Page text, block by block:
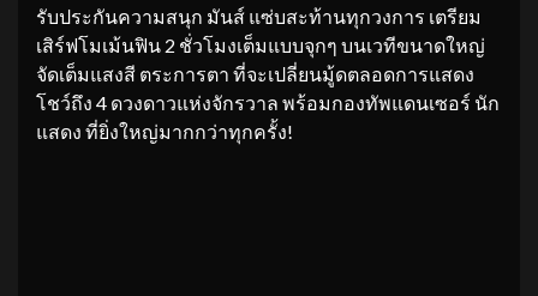
รับประกันความสนุก มันส์ แซ่บสะท้านทุกวงการ เตรียม
เสิร์ฟโมเม้นฟิน 2 ชั่วโมงเต็มแบบจุกๆ บนเวทีขนาดใหญ่
จัดเต็มแสงสี ตระการตา ที่จะเปลี่ยนมู้ดตลอดการแสดง
โชว์ถึง 4 ดวงดาวแห่งจักรวาล พร้อมกองทัพแดนเซอร์ นัก
แสดง ที่ยิ่งใหญ่มากกว่าทุกครั้ง!